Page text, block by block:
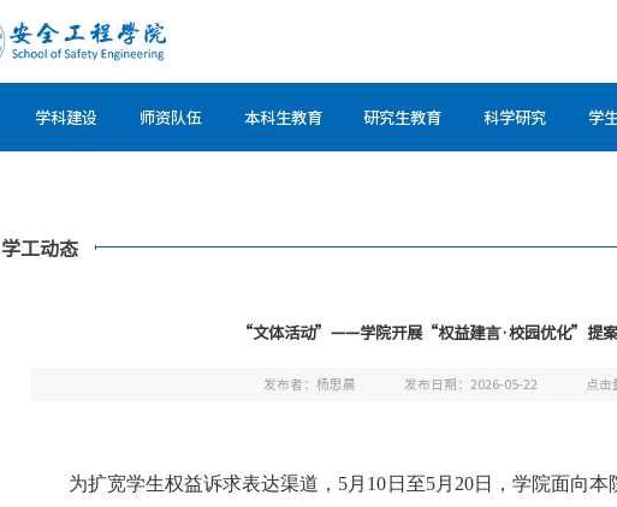
学科建设 师资队伍 本科生教育 研究生教育 科学研究 学
学工动态
“文体活动”——学院开展“权益建言·校园优化”提
发布者：杨思晨 发布日期：2026-05-22 点击
为扩宽学生权益诉求表达渠道，5月10日至5月20日，学院面向